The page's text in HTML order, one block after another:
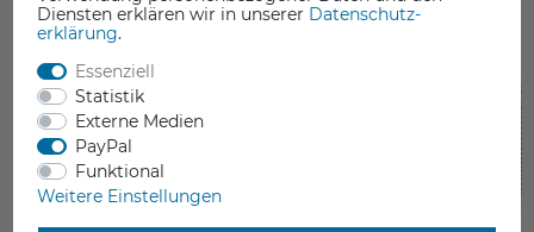
Diensten erklären wir in unserer Daten­schutz­
erklärung.
Essenziell
Statistik
Externe Medien
PayPal
Funktional
Weitere Einstellungen